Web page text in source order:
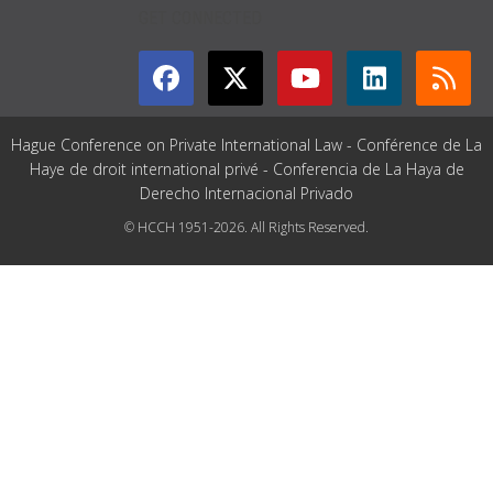
Hague Conference on Private International Law - Conférence de La
Haye de droit international privé - Conferencia de La Haya de
Derecho Internacional Privado
© HCCH 1951-2026. All Rights Reserved.